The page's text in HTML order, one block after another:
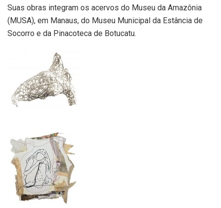
Suas obras integram os acervos do Museu da Amazônia
(MUSA), em Manaus, do Museu Municipal da Estância de
Socorro e da Pinacoteca de Botucatu.